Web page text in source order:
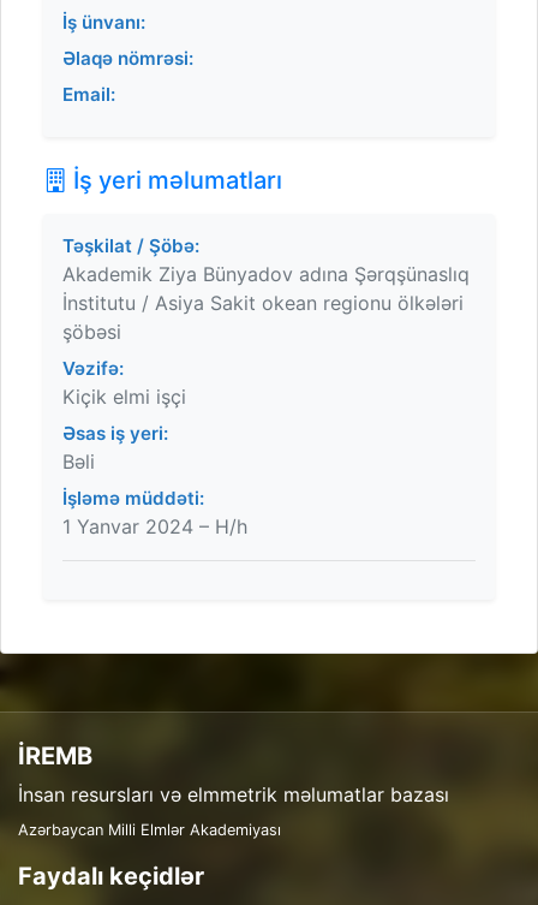
İş ünvanı:
Əlaqə nömrəsi:
Email:
İş yeri məlumatları
Təşkilat / Şöbə:
Akademik Ziya Bünyadov adına Şərqşünaslıq
İnstitutu / Asiya Sakit okean regionu ölkələri
şöbəsi
Vəzifə:
Kiçik elmi işçi
Əsas iş yeri:
Bəli
İşləmə müddəti:
1 Yanvar 2024 – H/h
İREMB
İnsan resursları və elmmetrik məlumatlar bazası
Azərbaycan Milli Elmlər Akademiyası
Faydalı keçidlər